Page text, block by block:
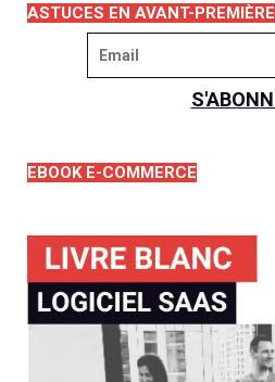
ASTUCES EN AVANT-PREMIÈRE
EBOOK E-COMMERCE